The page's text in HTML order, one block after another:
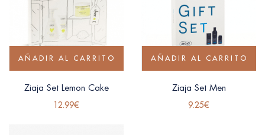
AÑADIR AL CARRITO
Ziaja Set Lemon Cake
12.99€
AÑADIR AL CARRITO
Ziaja Set Men
9.25€